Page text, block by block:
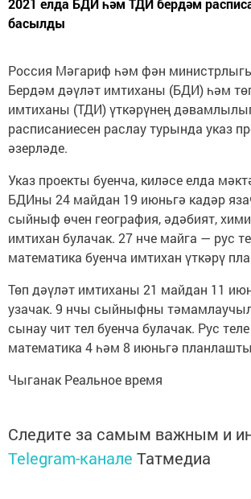
2021 елда БДИ һәм ТДИ бердәм
басылды
Россия Мәгариф һәм фән
Бердәм дәүләт имтиханы (БДИ) һәм
имтиханы (ТДИ) үткәрүнең
расписаниесен раслау турында указ
әзерләде.
Указ проекты буенча, киләсе елда
БДИны 24 майдан 19 июньгә кадәр
сыйныф өчен география, әдәбият,
имтихан булачак. 27 нче майга — рус
математика буенча имтихан үткәрү
Төп дәүләт имтиханы 21 майдан 11
узачак. 9 нчы сыйныфны
сынау чит тел буенча булачак. Рус
математика 4 һәм 8 июньгә
Чыганак Реальное время
Следите за самым важным и
Telegram-канале Татмедиа